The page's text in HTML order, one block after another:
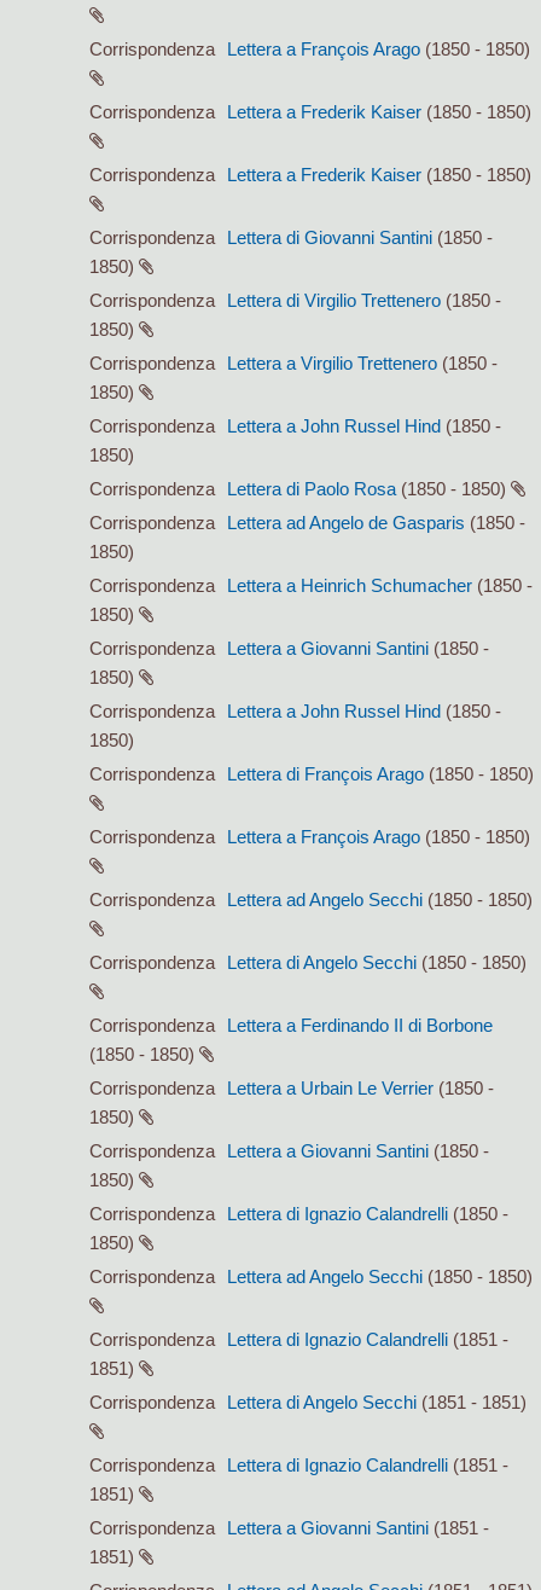
Corrispondenza Lettera a François Arago (1850 - 1850)
Corrispondenza Lettera a Frederik Kaiser (1850 - 1850)
Corrispondenza Lettera a Frederik Kaiser (1850 - 1850)
Corrispondenza Lettera di Giovanni Santini (1850 -
1850)
Corrispondenza
Lettera di Virgilio Trettenero (1850 -
1850)
Corrispondenza
Lettera a Virgilio Trettenero (1850 -
1850)
Corrispondenza
Lettera a John Russel Hind (1850 -
1850)
Corrispondenza
Lettera di Paolo Rosa (1850 - 1850)
Corrispondenza
Lettera ad Angelo de Gasparis (1850 -
1850)
Corrispondenza
Lettera a Heinrich Schumacher (1850 -
1850)
Corrispondenza
Lettera a Giovanni Santini (1850 -
1850)
Corrispondenza
Lettera a John Russel Hind (1850 -
1850)
Corrispondenza
Lettera di François Arago (1850 - 1850)
Corrispondenza Lettera a François Arago (1850 - 1850)
Corrispondenza Lettera ad Angelo Secchi (1850 - 1850)
Corrispondenza Lettera di Angelo Secchi (1850 - 1850)
Corrispondenza
Lettera a Ferdinando II di Borbone
(1850 - 1850)
Corrispondenza
Lettera a Urbain Le Verrier (1850 -
1850)
Corrispondenza
Lettera a Giovanni Santini (1850 -
1850)
Corrispondenza
Lettera di Ignazio Calandrelli (1850 -
1850)
Corrispondenza
Lettera ad Angelo Secchi (1850 - 1850)
Corrispondenza Lettera di Ignazio Calandrelli (1851 -
1851)
Corrispondenza
Lettera di Angelo Secchi (1851 - 1851)
Corrispondenza Lettera di Ignazio Calandrelli (1851 -
1851)
Corrispondenza
Lettera a Giovanni Santini (1851 -
1851)